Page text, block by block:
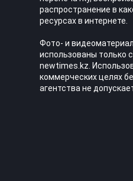
распространение в
ресурсах в интернете.
Фото- и
использованы только
newtimes.kz.
коммерческих целях
агентства не